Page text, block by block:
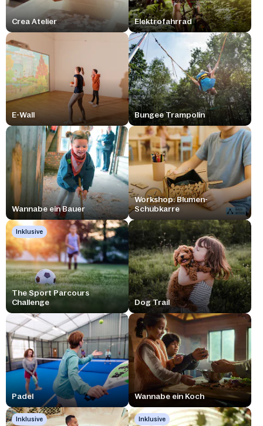
Crea Atelier Elektrofahrrad
E-Wall Bungee Trampolin
Wannabe ein Bauer
Workshop: Blumen-
Schubkarre
Inklusive
The Sport Parcours
Challenge
Dog Trail
Padel Wannabe ein Koch
Inklusive Inklusive